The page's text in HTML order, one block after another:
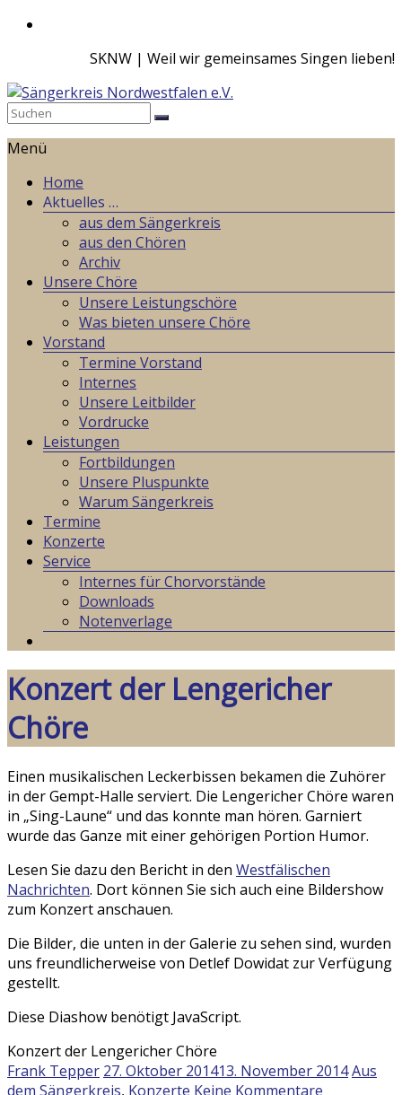
Zum
SKNW | Weil wir gemeinsames Singen lieben!
Sängerkreis
Nordwestfalen
Weil
gemeinsames
Singen
lieben!
Menü
Home
Aktuelles …
aus dem Sängerkreis
aus den Chören
Archiv
Unsere Chöre
Unsere Leistungschöre
Was bieten unsere Chöre
Vorstand
Termine Vorstand
Internes
Unsere Leitbilder
Vordrucke
Leistungen
Fortbildungen
Unsere Pluspunkte
Warum Sängerkreis
Termine
Konzerte
Service
Internes für Chorvorstände
Downloads
Notenverlage
Konzert der Lengericher
Chöre
Einen musikalischen Leckerbissen bekamen die Zuhörer
in der Gempt-Halle serviert. Die Lengericher Chöre waren
in „Sing-Laune“ und das konnte man hören. Garniert
wurde das Ganze mit einer gehörigen Portion Humor.
Lesen Sie dazu den Bericht in den Westfälischen
Nachrichten. Dort können Sie sich auch eine Bildershow
zum Konzert anschauen.
Die Bilder, die unten in der Galerie zu sehen sind, wurden
uns freundlicherweise von Detlef Dowidat zur Verfügung
gestellt.
Diese Diashow benötigt JavaScript.
Konzert der Lengericher Chöre
Frank Tepper 27. Oktober 201413. November 2014Aus
dem Sängerkreis, Konzerte Keine Kommentare